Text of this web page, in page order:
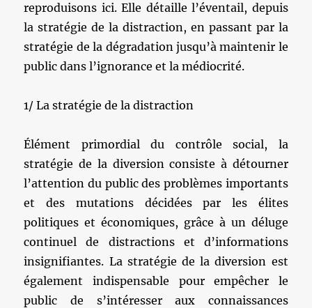
reproduisons ici. Elle détaille l’éventail, depuis
la stratégie de la distraction, en passant par la
stratégie de la dégradation jusqu’à maintenir le
public dans l’ignorance et la médiocrité.
1/ La stratégie de la distraction
Élément primordial du contrôle social, la
stratégie de la diversion consiste à détourner
l’attention du public des problèmes importants
et des mutations décidées par les élites
politiques et économiques, grâce à un déluge
continuel de distractions et d’informations
insignifiantes. La stratégie de la diversion est
également indispensable pour empêcher le
public de s’intéresser aux connaissances